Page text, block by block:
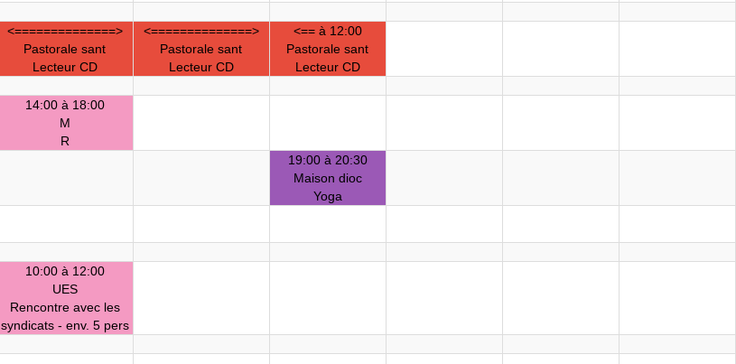
<==============>
Pastorale sant
Lecteur CD
<==============>
Pastorale sant
Lecteur CD
<== à 12:00
Pastorale sant
Lecteur CD
14:00 à 18:00
M
R
19:00 à 20:30
Maison dioc
Yoga
10:00 à 12:00
UES
Rencontre avec les
syndicats - env. 5 pers